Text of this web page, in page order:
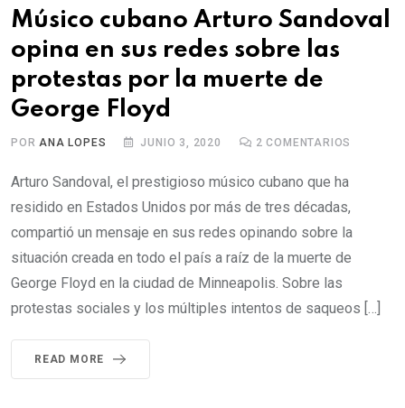
Músico cubano Arturo Sandoval
opina en sus redes sobre las
protestas por la muerte de
George Floyd
PORANA LOPES JUNIO 3, 2020 2 COMENTARIOS
Arturo Sandoval, el prestigioso músico cubano que ha
residido en Estados Unidos por más de tres décadas,
compartió un mensaje en sus redes opinando sobre la
situación creada en todo el país a raíz de la muerte de
George Floyd en la ciudad de Minneapolis. Sobre las
protestas sociales y los múltiples intentos de saqueos […]
READ MORE